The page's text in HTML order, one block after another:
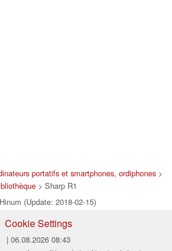
portatifs et smartphones, ordiphones >
> Sharp R1
(Update: 2018-02-15)
Cookie Settings
| 06.08.2026 08:43